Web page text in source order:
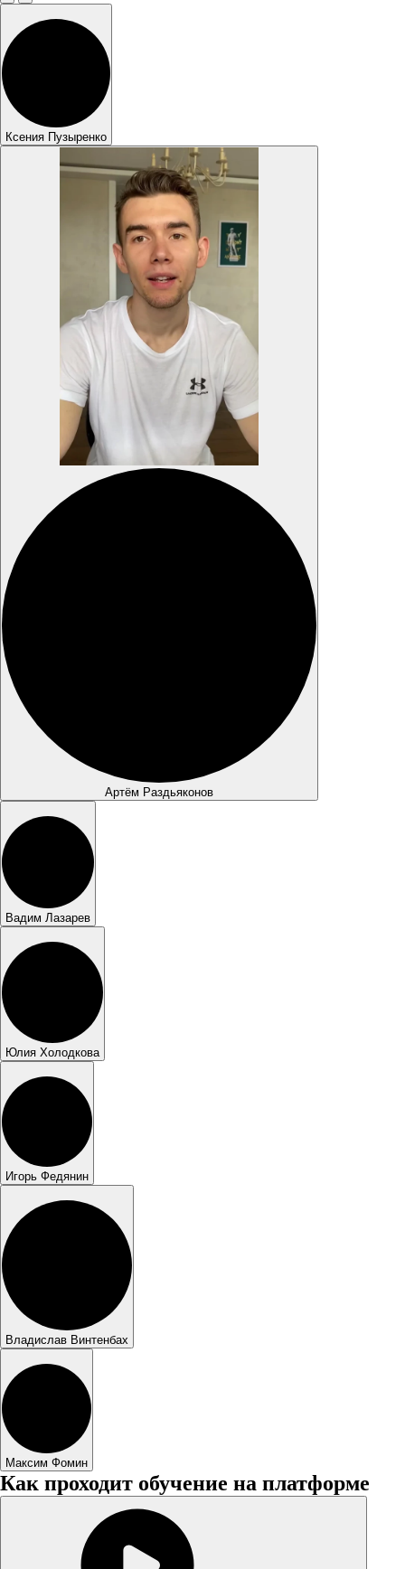
Ксения Пузыренко
Артём Раздьяконов
Вадим Лазарев
Юлия Холодкова
Игорь Федянин
Владислав Винтенбах
Максим Фомин
Как проходит обучение на платформе